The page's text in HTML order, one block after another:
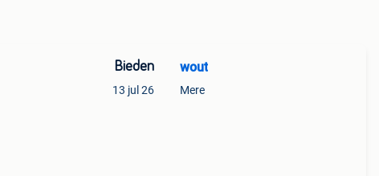
Bieden
13 jul 26
wout
Mere